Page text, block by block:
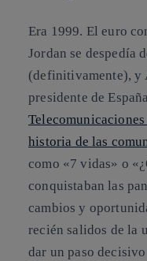
Era 1999. El euro
Jordan se despedía
(definitivamente), y
presidente de
historia de las
como «7 vidas» o
conquistaban las
cambios y
recién salidos de la
dar un paso